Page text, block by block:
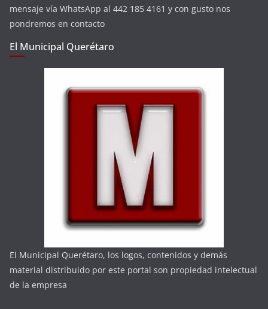
mensaje vía WhatsApp al 442 185 4161 y con gusto nos
pondremos en contacto
El Municipal Querétaro
El Municipal Querétaro, los logos, contenidos y demás
material distribuido por este portal son propiedad intelectual
de la empresa